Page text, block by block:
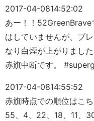
2017-04-0814:52:02
あー！！52GreenBrave
はしていませんが、ブ
なり白煙が上がりました
赤旗中断です。
2017-04-0814:55:52
赤旗時点での順位はこち
55、4、22、18、11、